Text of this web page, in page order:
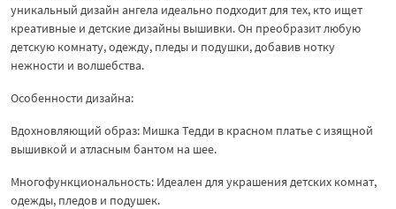
уникальный дизайн ангела идеально подходит для тех, кто ищет
креативные и детские дизайны вышивки. Он преобразит любую
детскую комнату, одежду, пледы и подушки, добавив нотку
нежности и волшебства.
Особенности дизайна:
Вдохновляющий образ: Мишка Тедди в красном платье с изящной
вышивкой и атласным бантом на шее.
Многофункциональность: Идеален для украшения детских комнат,
одежды, пледов и подушек.